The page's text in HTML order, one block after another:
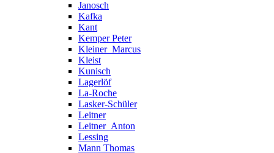
Janosch
Kafka
Kant
Kemper Peter
Kleiner_Marcus
Kleist
Kunisch
Lagerlöf
La-Roche
Lasker-Schüler
Leitner
Leitner_Anton
Lessing
Mann Thomas